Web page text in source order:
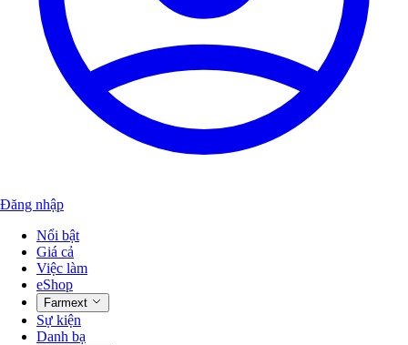
Đăng nhập
Nổi bật
Giá cả
Việc làm
eShop
Farmext
Sự kiện
Danh bạ